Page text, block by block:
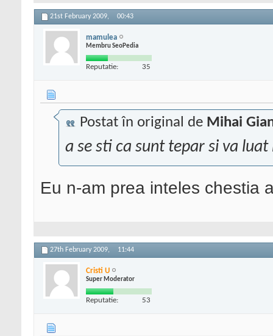
21st February 2009, 00:43
mamulea
Membru SeoPedia
Reputatie: 35
Postat în original de Mihai
a se sti ca sunt tepar si va
Eu n-am prea inteles chestia
27th February 2009, 11:44
Cristi U
Super Moderator
Reputatie: 53